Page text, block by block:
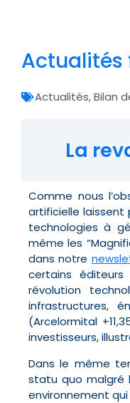
Actualités
Actualités,Bilan
La
Comme nous
artificielle laissent
technologies à
même les
dans notre
certains
révolution
infrastructures,
(Arcelormital
investisseurs,
Dans le même
statu quo malgré
environnement